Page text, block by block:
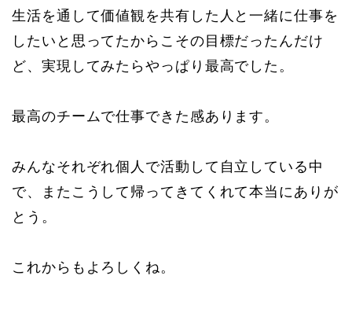
生活を通して価値観を共有した人と一緒に仕事を
したいと思ってたからこその目標だったんだけ
ど、実現してみたらやっぱり最高でした。
最高のチームで仕事できた感あります。
みんなそれぞれ個人で活動して自立している中
で、またこうして帰ってきてくれて本当にありが
とう。
これからもよろしくね。